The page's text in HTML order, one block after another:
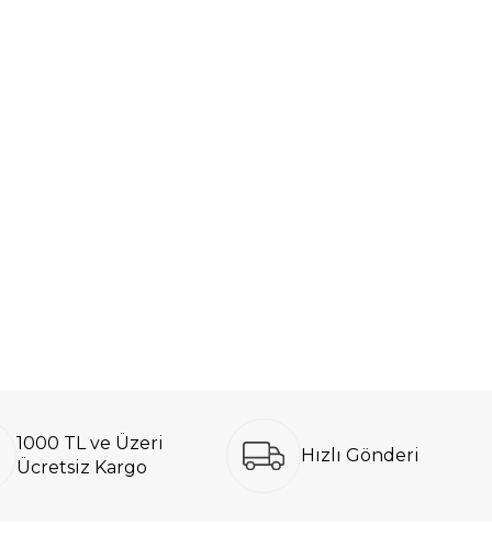
1000 TL ve Üzeri
Ücretsiz Kargo
Hızlı Gönderi